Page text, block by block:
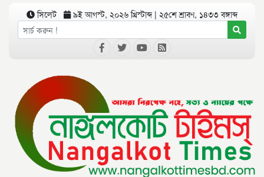
সিলেট ৯ই আগস্ট, ২০২৬ খ্রিস্টাব্দ | ২৫শে শ্রাবণ, ১৪৩৩ বঙ্গাব্দ